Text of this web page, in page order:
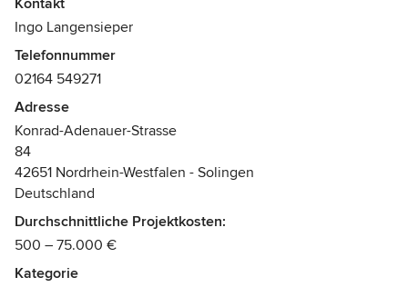
Wir beraten Sie gerne, wir finden für Sie die beste Lösung
für Ihre Garten, Pool, Sauna, Wellness Zone . Pool Zentrum
ist für sie da, mit Rund um Service und vielseitige Beratung.
Kontakt
Ingo Langensieper
Telefonnummer
02164 549271
Adresse
Konrad-Adenauer-Strasse
84
42651 Nordrhein-Westfalen - Solingen
Deutschland
Durchschnittliche Projektkosten:
500 – 75.000 €
Kategorie